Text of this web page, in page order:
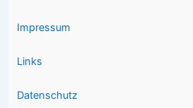
Impressum
Links
Datenschutz